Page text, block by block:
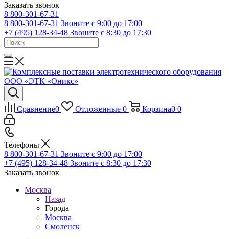
Заказать звонок
8 800-301-67-31
8 800-301-67-31 Звоните с 9:00 до 17:00
+7 (495) 128-34-48 Звоните с 8:30 до 17:30
Сравнение0 Отложенные 0 Корзина0 0
Телефоны
8 800-301-67-31 Звоните с 9:00 до 17:00
+7 (495) 128-34-48 Звоните с 8:30 до 17:30
Заказать звонок
Москва
Назад
Города
Москва
Смоленск